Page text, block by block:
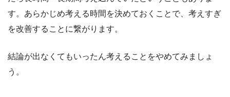
す。あらかじめ考える時間を決めておくことで、考えすぎ
を改善することに繋がります。
結論が出なくてもいったん考えることをやめてみましょ
う。